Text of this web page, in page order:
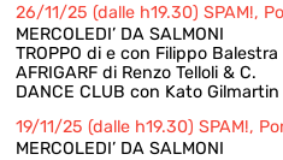
26/11/25 (dalle h19.30) SPAM!,
MERCOLEDI’ DA SALMONI
TROPPO di e con Filippo Balestra
AFRIGARF di Renzo Telloli & C.
DANCE CLUB con Kato
19/11/25 (dalle h19.30) SPAM!,
MERCOLEDI’ DA SALMONI